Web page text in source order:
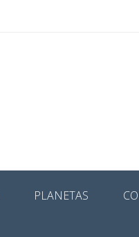
PLANETAS